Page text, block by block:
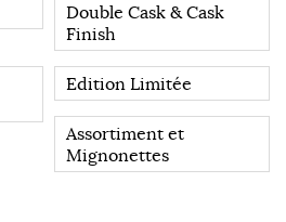
Double Cask & Cask
Finish
Edition Limitée
Assortiment et
Mignonettes